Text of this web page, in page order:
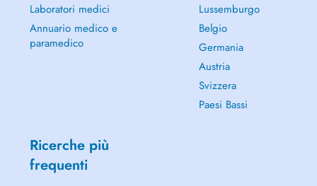
Laboratori medici
Annuario medico e
paramedico
Lussemburgo
Belgio
Germania
Austria
Svizzera
Paesi Bassi
Ricerche più
frequenti